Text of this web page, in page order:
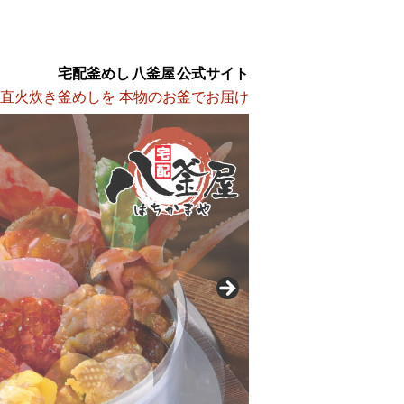
宅配釜めし 八釜屋 公式サイト
火炊き釜めしを 本物のお釜でお届け